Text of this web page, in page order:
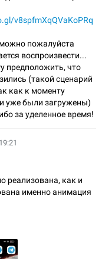
v8spfmXqQVaKoPRq
пожалуйста
воспроизвести...
предположить, что
(такой сценарий
как к моменту
уже были загружены)
за уделенное время!
реализована, как и
именно анимация